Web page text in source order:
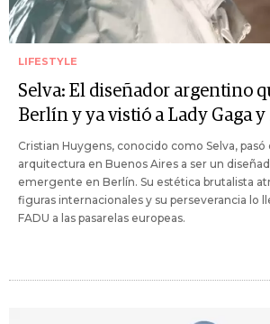
LIFESTYLE
Selva: El diseñador argentino
Berlín y ya vistió a Lady Gaga
Cristian Huygens, conocido como Selva,
arquitectura en Buenos Aires a ser un
emergente en Berlín. Su estética brutalista
figuras internacionales y su perseverancia lo
FADU a las pasarelas europeas.